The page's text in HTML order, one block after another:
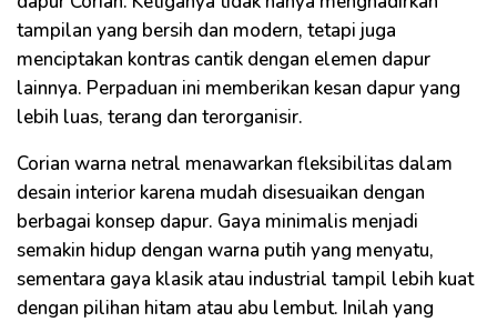
tampilan yang bersih dan modern, tetapi juga
menciptakan kontras cantik dengan elemen dapur
lainnya. Perpaduan ini memberikan kesan dapur yang
lebih luas, terang dan terorganisir.
Corian warna netral menawarkan fleksibilitas dalam
desain interior karena mudah disesuaikan dengan
berbagai konsep dapur. Gaya minimalis menjadi
semakin hidup dengan warna putih yang menyatu,
sementara gaya klasik atau industrial tampil lebih kuat
dengan pilihan hitam atau abu lembut. Inilah yang